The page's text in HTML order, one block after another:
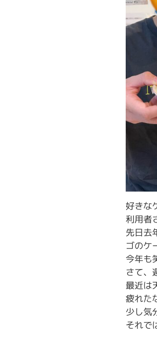
好きな
利用者
先日去
ゴのケ
今年も
さて、
最近は
疲れた
少し気
それで